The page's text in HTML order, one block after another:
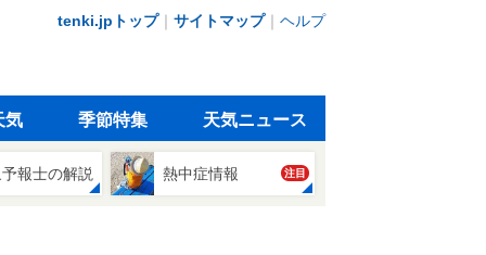
tenki.jpトップ｜ サイトマップ｜ ヘルプ
気 季節特集 天気ニュース
報士の解説 熱中症情報 注目